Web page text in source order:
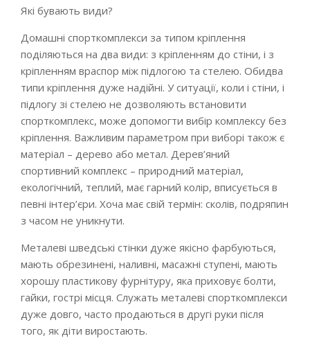
Які бувають види?
Домашні спорткомплекси за типом кріплення
поділяються на два види: з кріпленням до стіни, і з
кріпленням враспор між підлогою та стелею. Обидва
типи кріплення дуже надійні. У ситуації, коли і стіни, і
підлогу зі стелею не дозволяють встановити
спорткомплекс, може допомогти вибір комплексу без
кріплення. Важливим параметром при виборі також є
матеріал – дерево або метал. Дерев’яний
спортивний комплекс – природний матеріал,
екологічний, теплий, має гарний колір, вписується в
певні інтер’єри. Хоча має свій термін: сколів, подряпин
з часом не уникнути.
Металеві шведські стінки дуже якісно фарбуються,
мають обрезинені, наливні, масажні ступені, мають
хорошу пластикову фурнітуру, яка приховує болти,
гайки, гострі місця. Служать металеві спорткомплекси
дуже довго, часто продаються в другі руки після
того, як діти виростають.